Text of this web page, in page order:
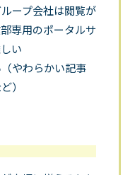
ープ会社は閲覧が
専用のポータルサ
い
やわらかい記事
）